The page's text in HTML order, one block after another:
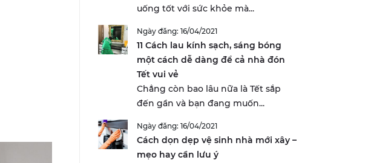
uống tốt với sức khỏe mà...
Ngày đăng: 16/04/2021
11 Cách lau kính sạch, sáng bóng
một cách dễ dàng để cả nhà đón
Tết vui vẻ
Chẳng còn bao lâu nữa là Tết sắp
đến gần và bạn đang muốn...
Ngày đăng: 16/04/2021
Cách dọn dẹp vệ sinh nhà mới xây –
mẹo hay cần lưu ý